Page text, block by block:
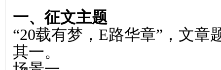
一、征文主题
“20载有梦，E路华章”，文章
其一。